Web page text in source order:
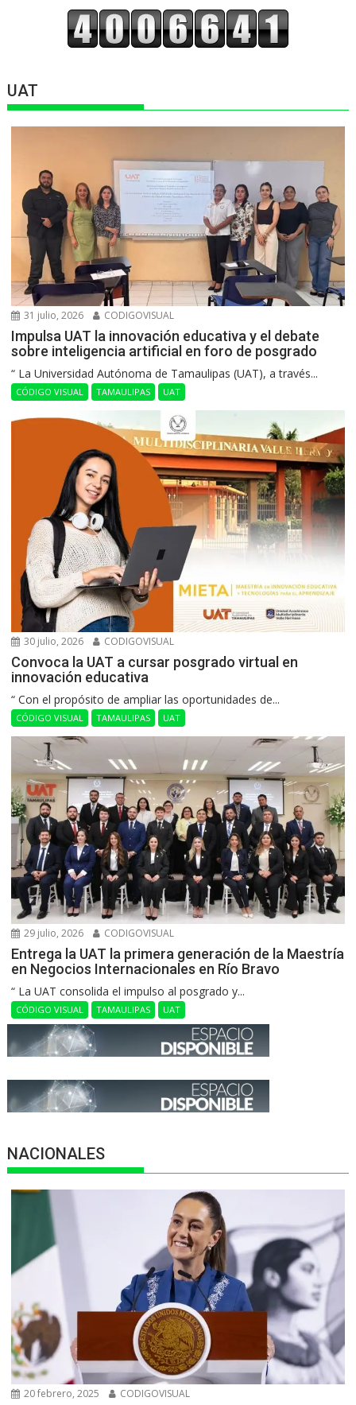
UAT
31 julio, 2026 CODIGOVISUAL
Impulsa UAT la innovación educativa y el debate
sobre inteligencia artificial en foro de posgrado
“ La Universidad Autónoma de Tamaulipas (UAT), a través...
CÓDIGO VISUAL TAMAULIPAS UAT
30 julio, 2026 CODIGOVISUAL
Convoca la UAT a cursar posgrado virtual en
innovación educativa
“ Con el propósito de ampliar las oportunidades de...
CÓDIGO VISUAL TAMAULIPAS UAT
29 julio, 2026 CODIGOVISUAL
Entrega la UAT la primera generación de la Maestría
en Negocios Internacionales en Río Bravo
“ La UAT consolida el impulso al posgrado y...
CÓDIGO VISUAL TAMAULIPAS UAT
NACIONALES
20 febrero, 2025 CODIGOVISUAL